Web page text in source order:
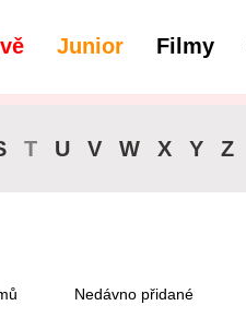
Junior Filmy
T U V W X Y Z
Nedávno přidané